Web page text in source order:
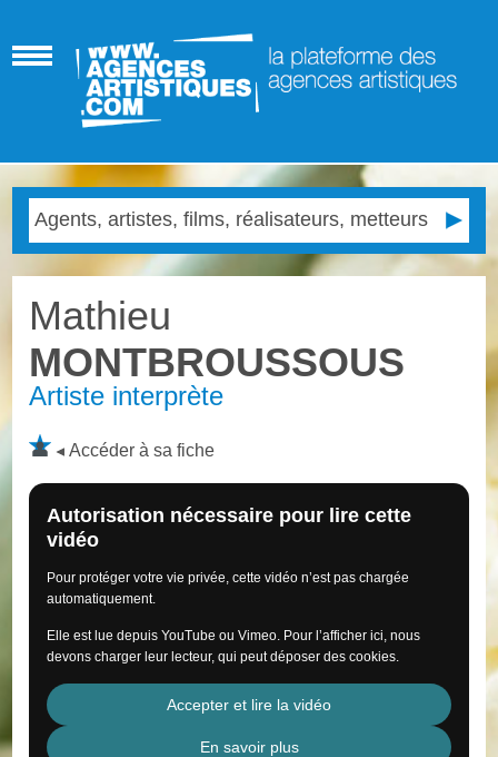
Mathieu
MONTBROUSSOUS
Artiste interprète
Accéder à sa fiche
Autorisation nécessaire pour lire cette
vidéo
Pour protéger votre vie privée, cette vidéo n’est pas chargée
automatiquement.
Elle est lue depuis YouTube ou Vimeo. Pour l’afficher ici, nous
devons charger leur lecteur, qui peut déposer des cookies.
Accepter et lire la vidéo
En savoir plus